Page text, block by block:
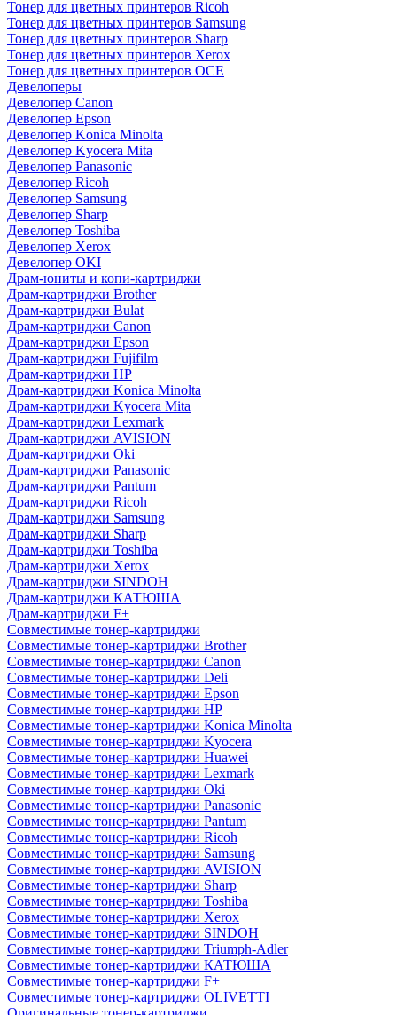
Тонер для цветных принтеров Ricoh
Тонер для цветных принтеров Samsung
Тонер для цветных принтеров Sharp
Тонер для цветных принтеров Xerox
Тонер для цветных принтеров OCE
Девелоперы
Девелопер Canon
Девелопер Epson
Девелопер Konica Minolta
Девелопер Kyocera Mita
Девелопер Panasonic
Девелопер Ricoh
Девелопер Samsung
Девелопер Sharp
Девелопер Toshiba
Девелопер Xerox
Девелопер OKI
Драм-юниты и копи-картриджи
Драм-картриджи Brother
Драм-картриджи Bulat
Драм-картриджи Canon
Драм-картриджи Epson
Драм-картриджи Fujifilm
Драм-картриджи HP
Драм-картриджи Konica Minolta
Драм-картриджи Kyocera Mita
Драм-картриджи Lexmark
Драм-картриджи AVISION
Драм-картриджи Oki
Драм-картриджи Panasonic
Драм-картриджи Pantum
Драм-картриджи Ricoh
Драм-картриджи Samsung
Драм-картриджи Sharp
Драм-картриджи Toshiba
Драм-картриджи Xerox
Драм-картриджи SINDOH
Драм-картриджи КАТЮША
Драм-картриджи F+
Совместимые тонер-картриджи
Совместимые тонер-картриджи Brother
Совместимые тонер-картриджи Canon
Совместимые тонер-картриджи Deli
Совместимые тонер-картриджи Epson
Совместимые тонер-картриджи HP
Совместимые тонер-картриджи Konica Minolta
Совместимые тонер-картриджи Kyocera
Совместимые тонер-картриджи Huawei
Совместимые тонер-картриджи Lexmark
Совместимые тонер-картриджи Oki
Совместимые тонер-картриджи Panasonic
Совместимые тонер-картриджи Pantum
Совместимые тонер-картриджи Ricoh
Совместимые тонер-картриджи Samsung
Совместимые тонер-картриджи AVISION
Совместимые тонер-картриджи Sharp
Совместимые тонер-картриджи Toshiba
Совместимые тонер-картриджи Xerox
Совместимые тонер-картриджи SINDOH
Совместимые тонер-картриджи Triumph-Adler
Совместимые тонер-картриджи КАТЮША
Совместимые тонер-картриджи F+
Совместимые тонер-картриджи OLIVETTI